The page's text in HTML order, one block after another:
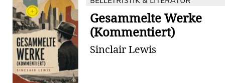
Gesammelte Werke
(Kommentiert)
Sinclair Lewis